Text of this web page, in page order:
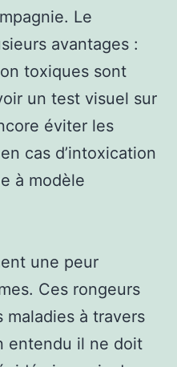
Le
avantages :
toxiques sont
un test visuel sur
éviter les
cas d’intoxication
à modèle
une peur
Ces rongeurs
à travers
entendu il ne doit